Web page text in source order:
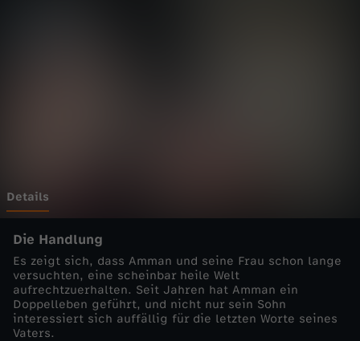
a
n
t
e
Details
Die Handlung
Es zeigt sich, dass Amman und seine Frau schon lange
versuchten, eine scheinbar heile Welt
aufrechtzuerhalten. Seit Jahren hat Amman ein
Doppelleben geführt, und nicht nur sein Sohn
interessiert sich auffällig für die letzten Worte seines
Vaters.